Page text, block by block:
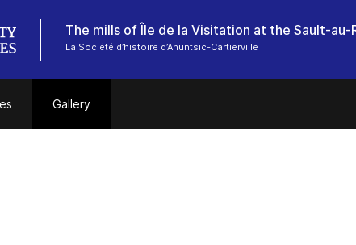
The mills of Île de la Visitation at the Sault-au-
La Société d’histoire d’Ahuntsic-Cartierville
Gallery